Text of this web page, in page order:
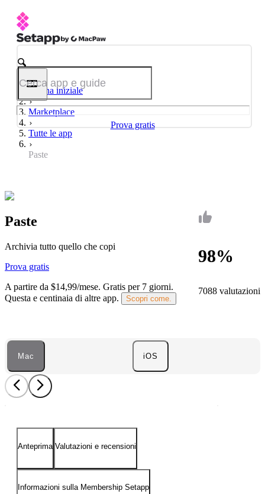
Prova gratis
Pagina iniziale
Marketplace
Tutte le app
Paste
98%
7088 valutazioni
Paste
Archivia tutto quello che copi
Prova gratis
A partire da $14,99/mese. Gratis per 7 giorni.
Questa e centinaia di altre app.
Scopri come.
Mac iOS
Anteprima Valutazioni e recensioni
Informazioni sulla Membership Setapp